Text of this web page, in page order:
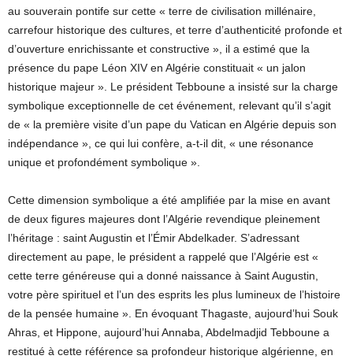
au souverain pontife sur cette « terre de civilisation millénaire,
carrefour historique des cultures, et terre d’authenticité profonde et
d’ouverture enrichissante et constructive », il a estimé que la
présence du pape Léon XIV en Algérie constituait « un jalon
historique majeur ». Le président Tebboune a insisté sur la charge
symbolique exceptionnelle de cet événement, relevant qu’il s’agit
de « la première visite d’un pape du Vatican en Algérie depuis son
indépendance », ce qui lui confère, a-t-il dit, « une résonance
unique et profondément symbolique ».
Cette dimension symbolique a été amplifiée par la mise en avant
de deux figures majeures dont l’Algérie revendique pleinement
l’héritage : saint Augustin et l’Émir Abdelkader. S’adressant
directement au pape, le président a rappelé que l’Algérie est «
cette terre généreuse qui a donné naissance à Saint Augustin,
votre père spirituel et l’un des esprits les plus lumineux de l’histoire
de la pensée humaine ». En évoquant Thagaste, aujourd’hui Souk
Ahras, et Hippone, aujourd’hui Annaba, Abdelmadjid Tebboune a
restitué à cette référence sa profondeur historique algérienne, en